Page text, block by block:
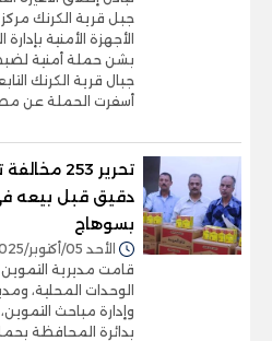
جبل قرية الكرنك
الأجهزة الأمنية
بشن حملة أمنية
جبال قرية الكرنك
أسفرت الحملة عن
تحرير
دقيق قبل بيعه
بسوهاج
الأحد 05/أكتوبر/2025 - 11:10 م
قامت مديرية
الوحدات المحلية،
وإدارة مباحث التموين،
بدائرة المحافظة